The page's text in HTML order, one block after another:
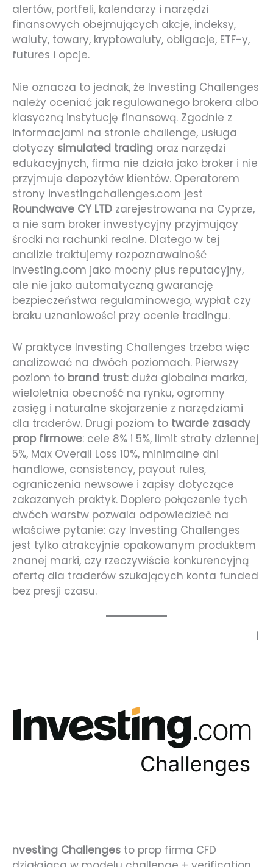
alertów, portfeli, kalendarzy i narzędzi
finansowych obejmujących akcje, indeksy,
waluty, towary, kryptowaluty, obligacje, ETF-y,
futures i opcje.
Nie oznacza to jednak, że Investing Challenges
należy oceniać jak regulowanego brokera albo
klasyczną instytucję finansową. Zgodnie z
informacjami na stronie challenge, usługa
dotyczy simulated trading oraz narzędzi
edukacyjnych, firma nie działa jako broker i nie
przyjmuje depozytów klientów. Operatorem
strony investingchallenges.com jest
Roundwave CY LTD zarejestrowana na Cyprze,
a nie sam broker inwestycyjny przyjmujący
środki na rachunki realne. Dlatego w tej
analizie traktujemy rozpoznawalność
Investing.com jako mocny plus reputacyjny,
ale nie jako automatyczną gwarancję
bezpieczeństwa regulaminowego, wypłat czy
braku uznaniowości przy ocenie tradingu.
W praktyce Investing Challenges trzeba więc
analizować na dwóch poziomach. Pierwszy
poziom to brand trust: duża globalna marka,
wieloletnia obecność na rynku, ogromny
zasięg i naturalne skojarzenie z narzędziami
dla traderów. Drugi poziom to twarde zasady
prop firmowe: cele 8% i 5%, limit straty dziennej
5%, Max Overall Loss 10%, minimalne dni
handlowe, consistency, payout rules,
ograniczenia newsowe i zapisy dotyczące
zakazanych praktyk. Dopiero połączenie tych
dwóch warstw pozwala odpowiedzieć na
właściwe pytanie: czy Investing Challenges
jest tylko atrakcyjnie opakowanym produktem
znanej marki, czy rzeczywiście konkurencyjną
ofertą dla traderów szukających konta funded
bez presji czasu.
I
nvesting Challenges to prop firma CFD